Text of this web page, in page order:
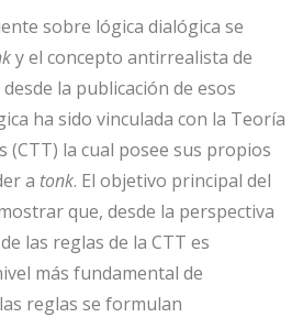
sobre lógica dialógica se
y el concepto antirrealista de
la publicación de esos
ha sido vinculada con la Teoría
(CTT) la cual posee sus propios
a tonk. El objetivo principal del
que, desde la perspectiva
las reglas de la CTT es
más fundamental de
reglas se formulan